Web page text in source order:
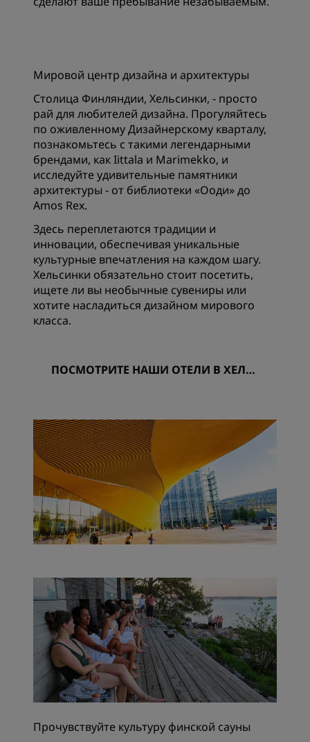
Мировой центр дизайна и архитектуры
Столица Финляндии, Хельсинки, - просто
рай для любителей дизайна. Прогуляйтесь
по оживленному Дизайнерскому кварталу,
познакомьтесь с такими легендарными
брендами, как Iittala и Marimekko, и
исследуйте удивительные памятники
архитектуры - от библиотеки «Ооди» до
Amos Rex.
Здесь переплетаются традиции и
инновации, обеспечивая уникальные
культурные впечатления на каждом шагу.
Хельсинки обязательно стоит посетить,
ищете ли вы необычные сувениры или
хотите насладиться дизайном мирового
класса.
ПОСМОТРИТЕ НАШИ ОТЕЛИ В ХЕЛЬС
Прочувствуйте культуру финской сауны